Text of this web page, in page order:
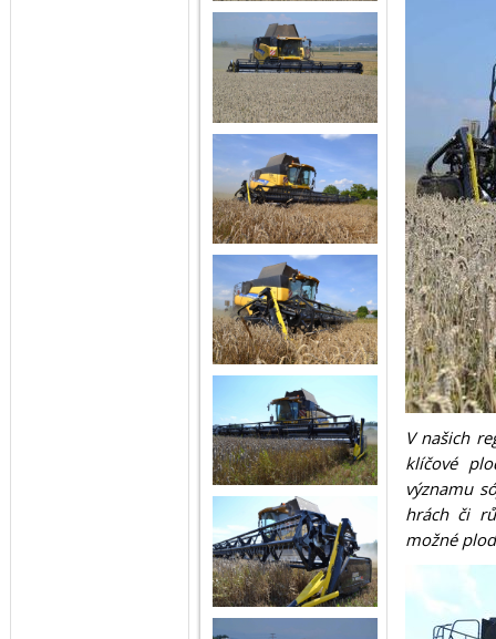
V našich
klíčové
významu
hrách či
možné